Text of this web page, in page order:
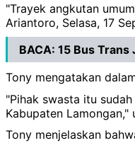
"Trayek angkutan
Ariantoro, Selasa, 17
BACA: 15 Bus Trans
Tony mengatakan
"Pihak swasta itu
Kabupaten Lamongan,"
Tony menjelaskan